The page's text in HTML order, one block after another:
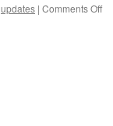
updates | Comments Offon